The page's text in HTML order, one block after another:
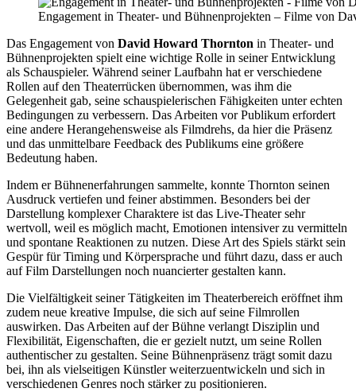
Engagement in Theater- und Bühnenprojekten – Filme von
Das Engagement von David Howard Thornton in Theater- und
Bühnenprojekten spielt eine wichtige Rolle in seiner Entwicklung
als Schauspieler. Während seiner Laufbahn hat er verschiedene
Rollen auf den Theaterrücken übernommen, was ihm die
Gelegenheit gab, seine schauspielerischen Fähigkeiten unter echten
Bedingungen zu verbessern. Das Arbeiten vor Publikum erfordert
eine andere Herangehensweise als Filmdrehs, da hier die Präsenz
und das unmittelbare Feedback des Publikums eine größere
Bedeutung haben.
Indem er Bühnenerfahrungen sammelte, konnte Thornton seinen
Ausdruck vertiefen und feiner abstimmen. Besonders bei der
Darstellung komplexer Charaktere ist das Live-Theater sehr
wertvoll, weil es möglich macht, Emotionen intensiver zu vermitteln
und spontane Reaktionen zu nutzen. Diese Art des Spiels stärkt sein
Gespür für Timing und Körpersprache und führt dazu, dass er auch
auf Film Darstellungen noch nuancierter gestalten kann.
Die Vielfältigkeit seiner Tätigkeiten im Theaterbereich eröffnet ihm
zudem neue kreative Impulse, die sich auf seine Filmrollen
auswirken. Das Arbeiten auf der Bühne verlangt Disziplin und
Flexibilität, Eigenschaften, die er gezielt nutzt, um seine Rollen
authentischer zu gestalten. Seine Bühnenpräsenz trägt somit dazu
bei, ihn als vielseitigen Künstler weiterzuentwickeln und sich in
verschiedenen Genres noch stärker zu positionieren.